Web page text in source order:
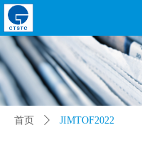
首页 ꄲ JIMTOF2022